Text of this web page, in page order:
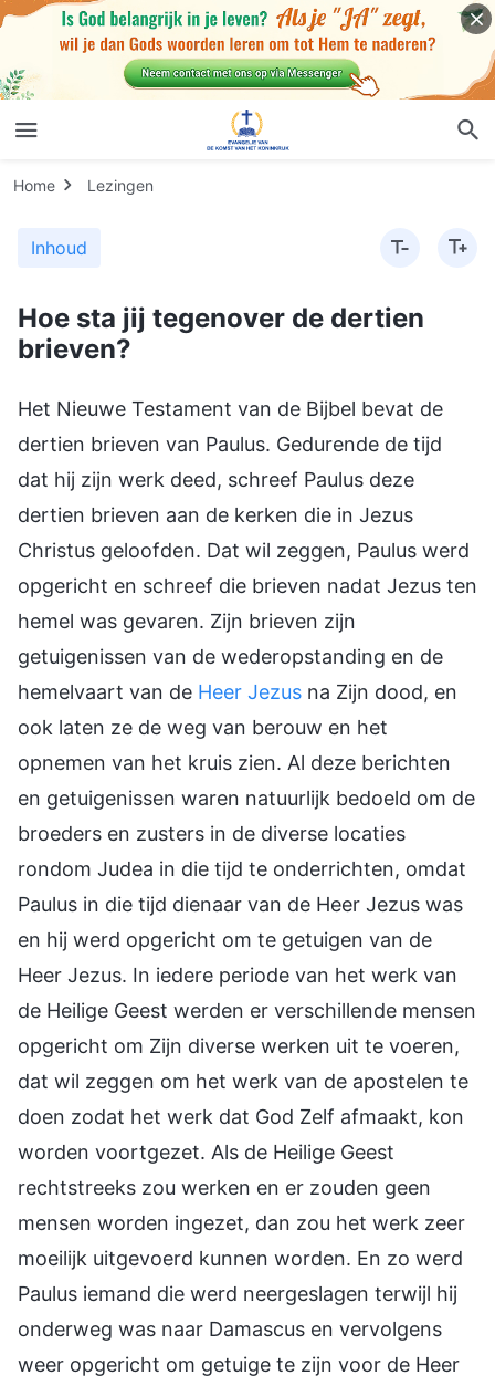
Home Lezingen
Inhoud
Hoe sta jij tegenover de dertien
brieven?
Het Nieuwe Testament van de Bijbel bevat de
dertien brieven van Paulus. Gedurende de tijd
dat hij zijn werk deed, schreef Paulus deze
dertien brieven aan de kerken die in Jezus
Christus geloofden. Dat wil zeggen, Paulus werd
opgericht en schreef die brieven nadat Jezus ten
hemel was gevaren. Zijn brieven zijn
getuigenissen van de wederopstanding en de
hemelvaart van de Heer Jezus na Zijn dood, en
ook laten ze de weg van berouw en het
opnemen van het kruis zien. Al deze berichten
en getuigenissen waren natuurlijk bedoeld om de
broeders en zusters in de diverse locaties
rondom Judea in die tijd te onderrichten, omdat
Paulus in die tijd dienaar van de Heer Jezus was
en hij werd opgericht om te getuigen van de
Heer Jezus. In iedere periode van het werk van
de Heilige Geest werden er verschillende mensen
opgericht om Zijn diverse werken uit te voeren,
dat wil zeggen om het werk van de apostelen te
doen zodat het werk dat God Zelf afmaakt, kon
worden voortgezet. Als de Heilige Geest
rechtstreeks zou werken en er zouden geen
mensen worden ingezet, dan zou het werk zeer
moeilijk uitgevoerd kunnen worden. En zo werd
Paulus iemand die werd neergeslagen terwijl hij
onderweg was naar Damascus en vervolgens
weer opgericht om getuige te zijn voor de Heer